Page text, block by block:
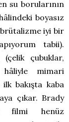
su borularının
boyasız
iyi bir
tabii).
çubuklar,
hâliyle mimari
bakışta kaba
çıkar. Brady
filmi henüz